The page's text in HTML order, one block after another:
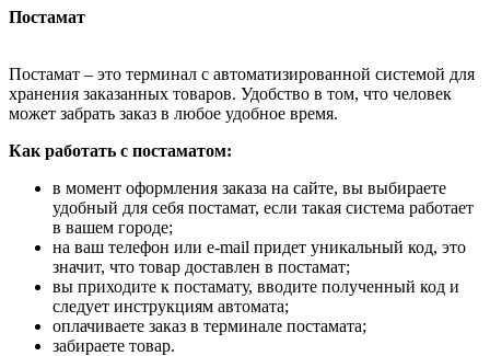
Постамат
Постамат – это терминал с автоматизированной системой для
хранения заказанных товаров. Удобство в том, что человек
может забрать заказ в любое удобное время.
Как работать с постаматом:
в момент оформления заказа на сайте, вы выбираете
удобный для себя постамат, если такая система работает
в вашем городе;
на ваш телефон или e-mail придет уникальный код, это
значит, что товар доставлен в постамат;
вы приходите к постамату, вводите полученный код и
следует инструкциям автомата;
оплачиваете заказ в терминале постамата;
забираете товар.